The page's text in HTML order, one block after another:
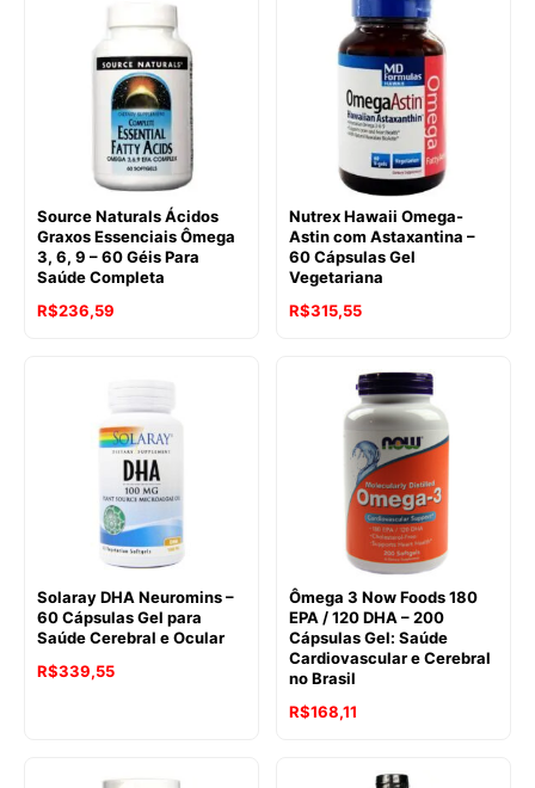
Source Naturals Ácidos
Graxos Essenciais Ômega
3, 6, 9 – 60 Géis Para
Saúde Completa
R$236,59
Nutrex Hawaii Omega-
Astin com Astaxantina –
60 Cápsulas Gel
Vegetariana
R$315,55
Solaray DHA Neuromins –
60 Cápsulas Gel para
Saúde Cerebral e Ocular
R$339,55
Ômega 3 Now Foods 180
EPA / 120 DHA – 200
Cápsulas Gel: Saúde
Cardiovascular e Cerebral
no Brasil
R$168,11